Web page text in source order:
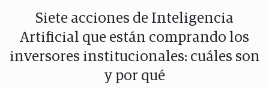
Siete acciones de Inteligencia
Artificial que están comprando los
inversores institucionales: cuáles son
y por qué